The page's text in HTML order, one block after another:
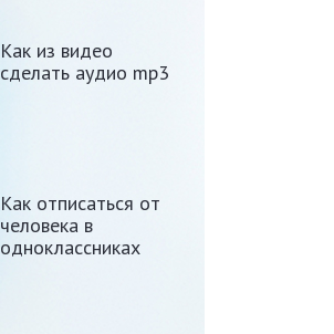
Как из видео
сделать аудио mp3
Как отписаться от
человека в
одноклассниках